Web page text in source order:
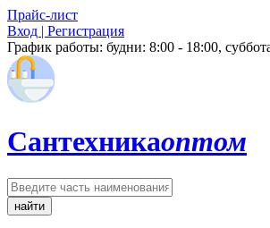
Прайс-лист
Вход | Регистрация
График работы: будни: 8:00 - 18:00,
Сантехникаоптом
найти